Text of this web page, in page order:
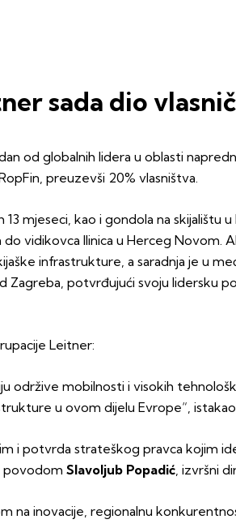
sada dio
od globalnih lidera u oblasti
preuzevši 20% vlasništva.
mjeseci, kao i gondola na skijalištu
vidikovca Ilinica u Herceg
infrastrukture, a saradnja je u
potvrđujući svoju lidersku
Leitner:
održive mobilnosti i visokih
u ovom dijelu Evrope“,
i potvrda strateškog pravca kojim
povodom Slavoljub Popadić, izvršni
inovacije, regionalnu